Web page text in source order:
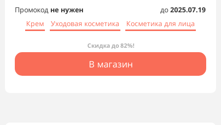
Промокод не нужен до 2025.07.19
Крем
Уходовая косметика Косметика для лица
Скидка до 82%!
В магазин